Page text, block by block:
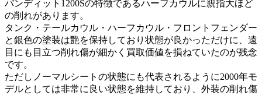
バンディット1200Sの特徴であるハーフカウルに親指大ほど
の削れがあります。
タンク・テールカウル・ハーフカウル・フロントフェンダー
と銀色の塗装は艶を保持しており状態が良かっただけに、遠
目にも目立つ削れ傷が細かく買取価値を損ねていたのが残念
です。
ただしノーマルシートの状態にも代表されるように2000年モ
デルとしては非常に良い状態を維持しており、外装の削れ傷